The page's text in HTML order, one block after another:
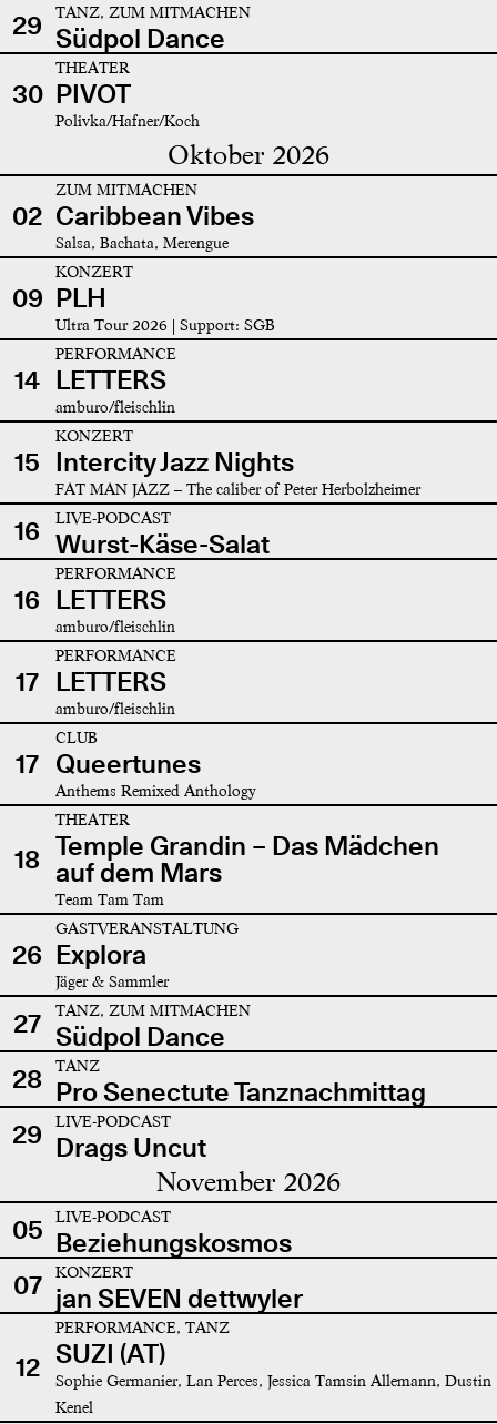
29 TANZ, ZUM MITMACHEN
Südpol Dance
30
THEATER
PIVOT
Polivka/Hafner/Koch
Oktober 2026
02
ZUM MITMACHEN
Caribbean Vibes
Salsa, Bachata, Merengue
09
KONZERT
PLH
Ultra Tour 2026 | Support: SGB
14
PERFORMANCE
LETTERS
amburo/fleischlin
15
KONZERT
Intercity Jazz Nights
FAT MAN JAZZ – The caliber of Peter Herbolzheimer
16 LIVE-PODCAST
Wurst-Käse-Salat
16
PERFORMANCE
LETTERS
amburo/fleischlin
17
PERFORMANCE
LETTERS
amburo/fleischlin
17
CLUB
Queertunes
Anthems Remixed Anthology
18
THEATER
Temple Grandin – Das Mädchen
auf dem Mars
Team Tam Tam
26
GASTVERANSTALTUNG
Explora
Jäger & Sammler
27 TANZ, ZUM MITMACHEN
Südpol Dance
28
TANZ
Pro Senectute Tanznachmittag
29
LIVE-PODCAST
Drags Uncut
November 2026
05 LIVE-PODCAST
Beziehungskosmos
07
KONZERT
jan SEVEN dettwyler
12
PERFORMANCE, TANZ
SUZI (AT)
Sophie Germanier, Lan Perces, Jessica Tamsin Allemann, Dustin
Kenel